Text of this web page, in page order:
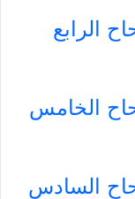
الرابع
الخامس
السادس